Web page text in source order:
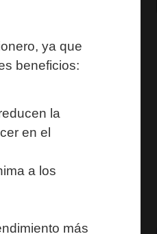
ya que
beneficios:
la
en el
a los
más